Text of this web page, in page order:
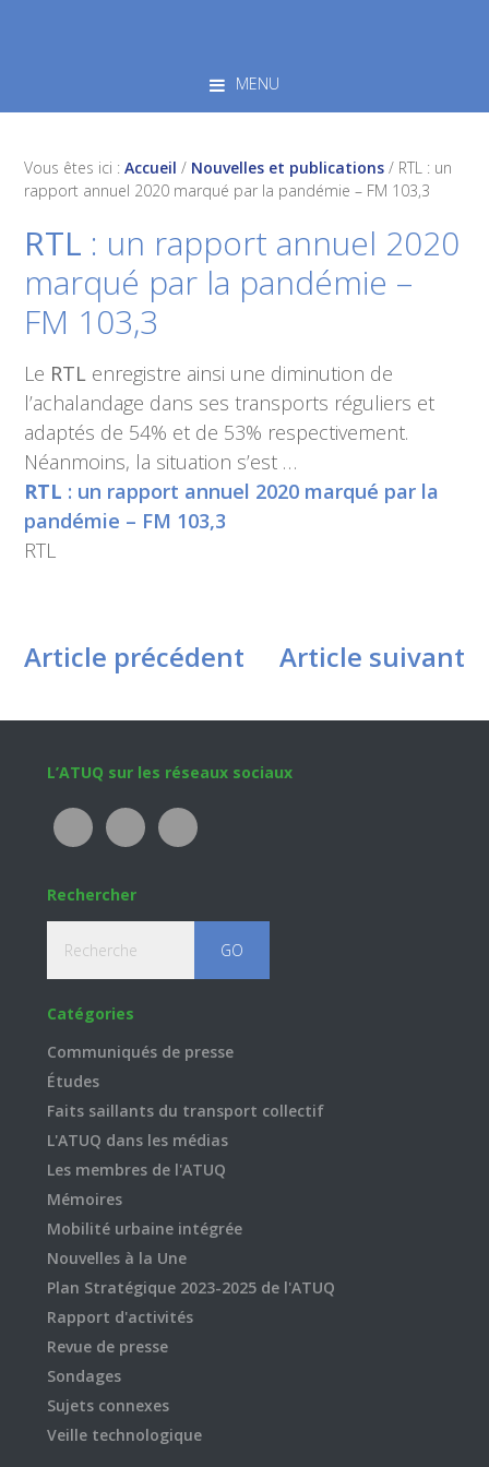
MENU
Vous êtes ici :Accueil / Nouvelles et publications / RTL : un
rapport annuel 2020 marqué par la pandémie – FM 103,3
RTL : un rapport annuel 2020
marqué par la pandémie –
FM 103,3
Le RTL enregistre ainsi une diminution de
l’achalandage dans ses transports réguliers et
adaptés de 54% et de 53% respectivement.
Néanmoins, la situation s’est …
RTL : un rapport annuel 2020 marqué par la
pandémie – FM 103,3
RTL
Article précédent Article suivant
Footer
L’ATUQ sur les réseaux sociaux
Rechercher
Catégories
Communiqués de presse
Études
Faits saillants du transport collectif
L'ATUQ dans les médias
Les membres de l'ATUQ
Mémoires
Mobilité urbaine intégrée
Nouvelles à la Une
Plan Stratégique 2023-2025 de l'ATUQ
Rapport d'activités
Revue de presse
Sondages
Sujets connexes
Veille technologique